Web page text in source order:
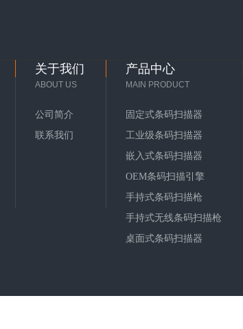
关于我们
ABOUT US
公司简介
联系我们
产品中心
MAIN PRODUCT
固定式条码扫描器
工业级条码扫描器
嵌入式条码扫描器
OEM条码扫描引擎
手持式条码扫描枪
手持式无线条码扫描枪
桌面式条码扫描器